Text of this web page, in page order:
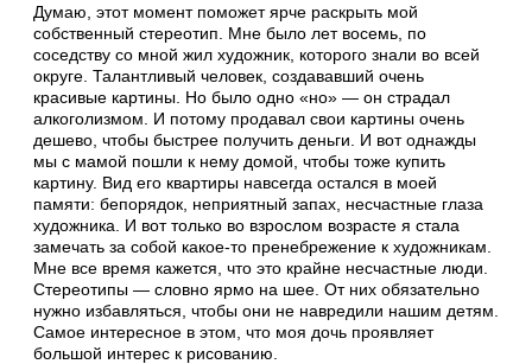
Думаю, этот момент поможет ярче раскрыть мой
собственный стереотип. Мне было лет восемь, по
соседству со мной жил художник, которого знали во всей
округе. Талантливый человек, создававший очень
красивые картины. Но было одно «но» — он страдал
алкоголизмом. И потому продавал свои картины очень
дешево, чтобы быстрее получить деньги. И вот однажды
мы с мамой пошли к нему домой, чтобы тоже купить
картину. Вид его квартиры навсегда остался в моей
памяти: бепорядок, неприятный запах, несчастные глаза
художника. И вот только во взрослом возрасте я стала
замечать за собой какое-то пренебрежение к художникам.
Мне все время кажется, что это крайне несчастные люди.
Стереотипы — словно ярмо на шее. От них обязательно
нужно избавляться, чтобы они не навредили нашим детям.
Самое интересное в этом, что моя дочь проявляет
большой интерес к рисованию.